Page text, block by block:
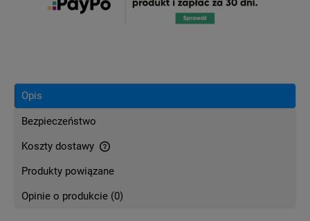
Opis
Bezpieczeństwo
Koszty dostawy
Cena nie zawiera ewentualnych kosztów płatności
Produkty powiązane
Opinie o produkcie (0)